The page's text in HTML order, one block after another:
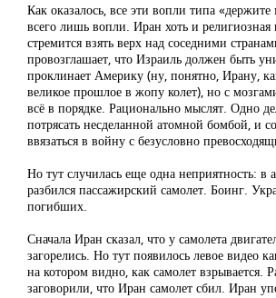
Как оказалось, все эти вопли типа
всего лишь вопли. Иран хоть и религиозная
стремится взять верх над соседними
провозглашает, что Израиль должен быть
проклинает Америку (ну, понятно, Ирану,
великое прошлое в жопу колет), но с
всё в порядке. Рационально мыслят. Одно
потрясать несделанной атомной бомбой, и
ввязаться в войну с безусловно
Но тут случилась еще одна неприятность: в
разбился пассажирский самолет. Боинг.
погибших.
Сначала Иран сказал, что у самолета
загорелись. Но тут появилось левое видео
на котором видно, как самолет взрывается.
заговорили, что Иран самолет сбил. Иран